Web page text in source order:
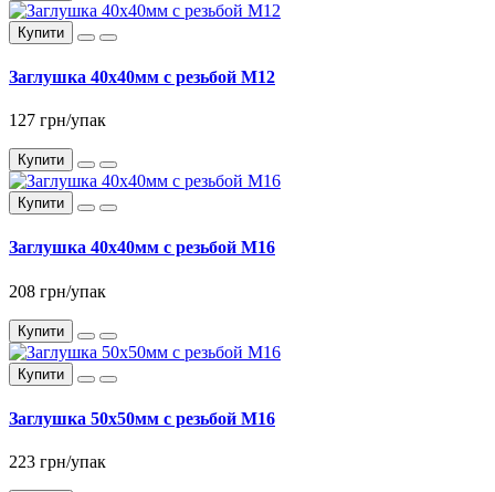
Купити
Заглушка 40x40мм с резьбой М12
127 грн/упак
Купити
Купити
Заглушка 40x40мм с резьбой М16
208 грн/упак
Купити
Купити
Заглушка 50x50мм с резьбой М16
223 грн/упак